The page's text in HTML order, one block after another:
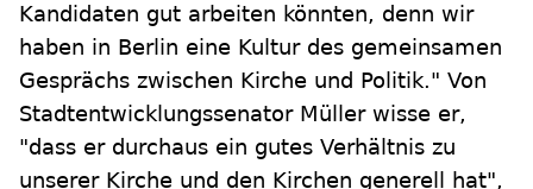
Kandidaten gut arbeiten könnten, denn wir
haben in Berlin eine Kultur des gemeinsamen
Gesprächs zwischen Kirche und Politik." Von
Stadtentwicklungssenator Müller wisse er,
"dass er durchaus ein gutes Verhältnis zu
unserer Kirche und den Kirchen generell hat",